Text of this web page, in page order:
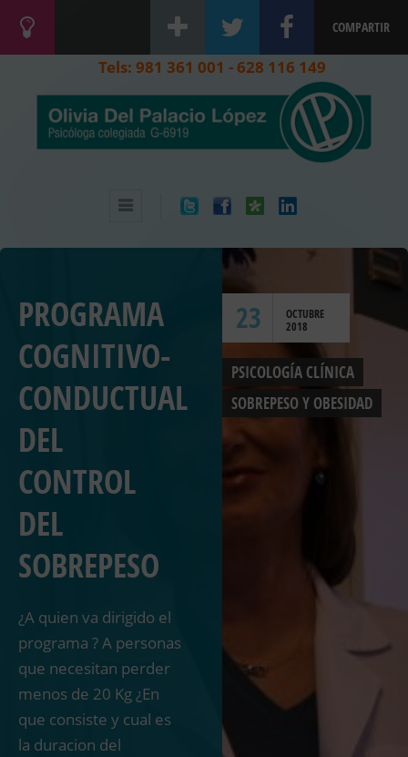
COMPARTIR
Tels: 981 361 001 - 628 116 149
23
OCTUBRE
2018
PROGRAMA
COGNITIVO-
CONDUCTUAL
DEL
CONTROL
DEL
SOBREPESO
PSICOLOGÍA CLÍNICA
SOBREPESO Y OBESIDAD
¿A quien va dirigido el
programa ? A personas
que necesitan perder
menos de 20 Kg ¿En
que consiste y cual es
la duracion del